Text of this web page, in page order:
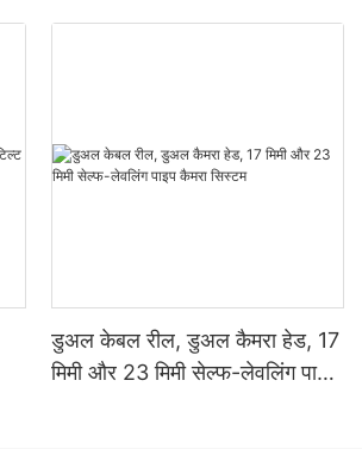
डुअल केबल रील, डुअल कैमरा हेड, 17
​​मिमी और 23 मिमी सेल्फ-लेवलिंग पाइप